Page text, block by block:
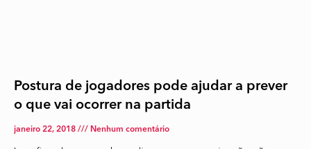
Postura de jogadores pode ajudar a prever
o que vai ocorrer na partida
janeiro 22, 2018 Nenhum comentário